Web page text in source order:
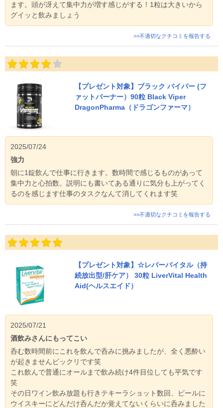
ます。頭が冴えて集中力が増す感じがする！1粒は大きいから
グイッと飲みましょう
>>不適切なクチコミを報告する
【プレゼント対象】ブラック バイパー (フ
ァットバーナー）90粒 Black Viper
DragonPharma（ドラゴンファーマ）
2025/07/24
強力
朝に1錠飲んで仕事に行きます。数時間で感じるものがあって
集中力と心拍数。説明にも書いてある通りに気分も上がってく
るのを感じます仕事のタスクなんて消してくれます笑
>>不適切なクチコミを報告する
【プレゼント対象】☆レバーバイタル（持
続放出型/肝ケア） 30粒 LiverVital Health
Aid(ヘルスエイド）
2025/07/21
酒飲みさんにもってこい
呑む数時間前にこれを飲んで呑みに挑みましたが、全く悪酔い
が起きませんビックリです笑
これ飲んで普通にオールまで飲み続け4件目位しても平気です
笑
その日ワイン飲み放題も行きテキーラショット数回、ビールに
ウイスキーにどんだけ呑んだか覚えてないくらいに呑みました